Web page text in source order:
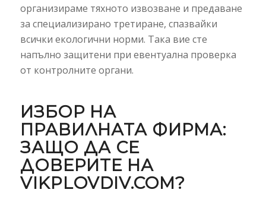
организираме тяхното извозване и предаване
за специализирано третиране, спазвайки
всички екологични норми. Така вие сте
напълно защитени при евентуална проверка
от контролните органи.
ИЗБОР НА
ПРАВИЛНАТА ФИРМА:
ЗАЩО ДА СЕ
ДОВЕРИТЕ НА
VIKPLOVDIV.COM?